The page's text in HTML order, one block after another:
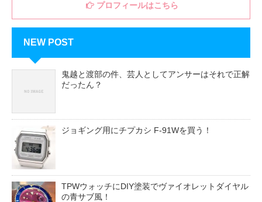
プロフィールはこちら
NEW POST
鬼越と渡部の件、芸人としてアンサーはそれで正解
だったん？
ジョギング用にチプカシ F-91Wを買う！
TPWウォッチにDIY塗装でヴァイオレットダイヤル
の青サブ風！